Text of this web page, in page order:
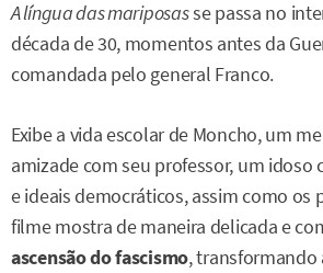
A língua das mariposasse passa no
década de 30, momentos antes da
comandada pelo general Franco.
Exibe a vida escolar de Moncho, um
amizade com seu professor, um idoso
e ideais democráticos, assim como os
filme mostra de maneira delicada e
ascensão do fascismo, transformando